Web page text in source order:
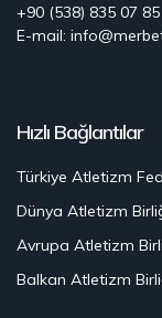
+90 (538) 835 07 85
E-mail:
Hızlı Bağlantılar
Türkiye Atletizm
Dünya Atletizm
Avrupa Atletizm
Balkan Atletizm